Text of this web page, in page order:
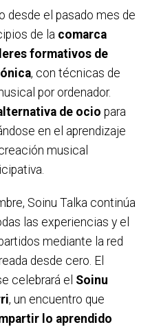
desde el pasado mes de
de la comarca
formativos de
, con técnicas de
por ordenador.
de ocio para
en el aprendizaje
musical
Soinu Talka continúa
las experiencias y el
mediante la red
desde cero. El
celebrará el Soinu
, un encuentro que
lo aprendido